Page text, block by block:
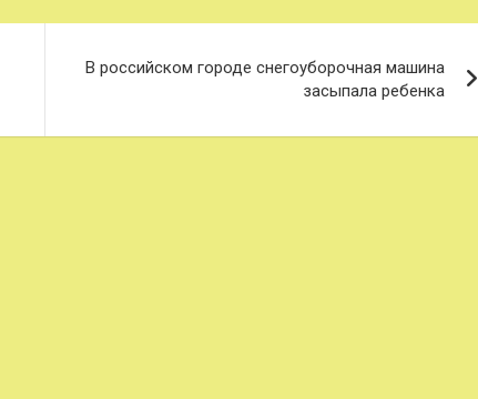
В российском городе снегоуборочная машина
засыпала ребенка